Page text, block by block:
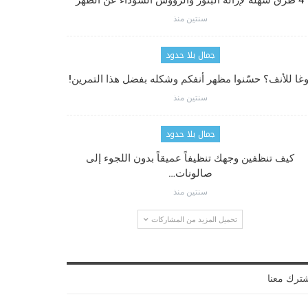
سنتين منذ
جمال بلا حدود
للأنف؟ حسّنوا مظهر أنفكم وشكله بفضل هذا التمرين!
سنتين منذ
جمال بلا حدود
كيف تنظفين وجهك تنظيفاً عميقاً بدون اللجوء إلى
صالونات…
سنتين منذ
تحميل المزيد من المشاركات
معنا